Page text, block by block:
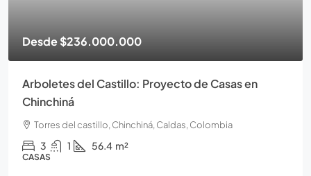
Desde$236.000.000
Arboletes del Castillo: Proyecto de Casas en
Chinchiná
Torres del castillo, Chinchiná, Caldas, Colombia
3 1 56.4 m²
CASAS